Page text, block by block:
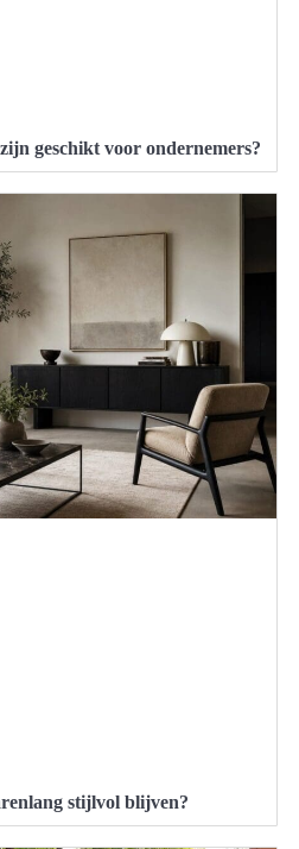
geschikt voor ondernemers?
stijlvol blijven?